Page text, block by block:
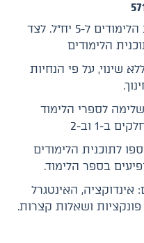
בשנת תשפ״ד עודכנה תוכנית הלימודים ל-5 יח״ל. לצד
הלימודים
נותרו ללא שינוי, על פי הנחיות
לספרי הלימוד
לתוכנית הלימודים
האינטגרל
ושאלות קצרות.